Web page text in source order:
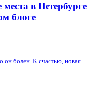
в Петербурге
блоге
он болен. К счастью, новая